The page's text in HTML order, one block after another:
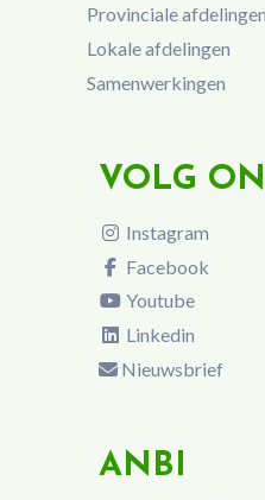
Provinciale afdelingen
Lokale afdelingen
Samenwerkingen
VOLG
Instagram
Facebook
Youtube
Linkedin
Nieuwsbrief
ANBI